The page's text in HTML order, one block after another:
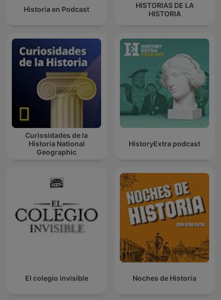
Historia en Podcast
HISTORIAS DE LA
HISTORIA
Curiosidades de la
Historia National
Geographic
HistoryExtra podcast
El colegio invisible Noches de Historia